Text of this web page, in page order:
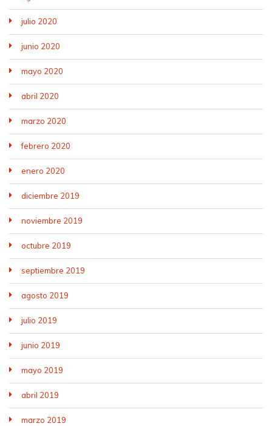
julio 2020
junio 2020
mayo 2020
abril 2020
marzo 2020
febrero 2020
enero 2020
diciembre 2019
noviembre 2019
octubre 2019
septiembre 2019
agosto 2019
julio 2019
junio 2019
mayo 2019
abril 2019
marzo 2019